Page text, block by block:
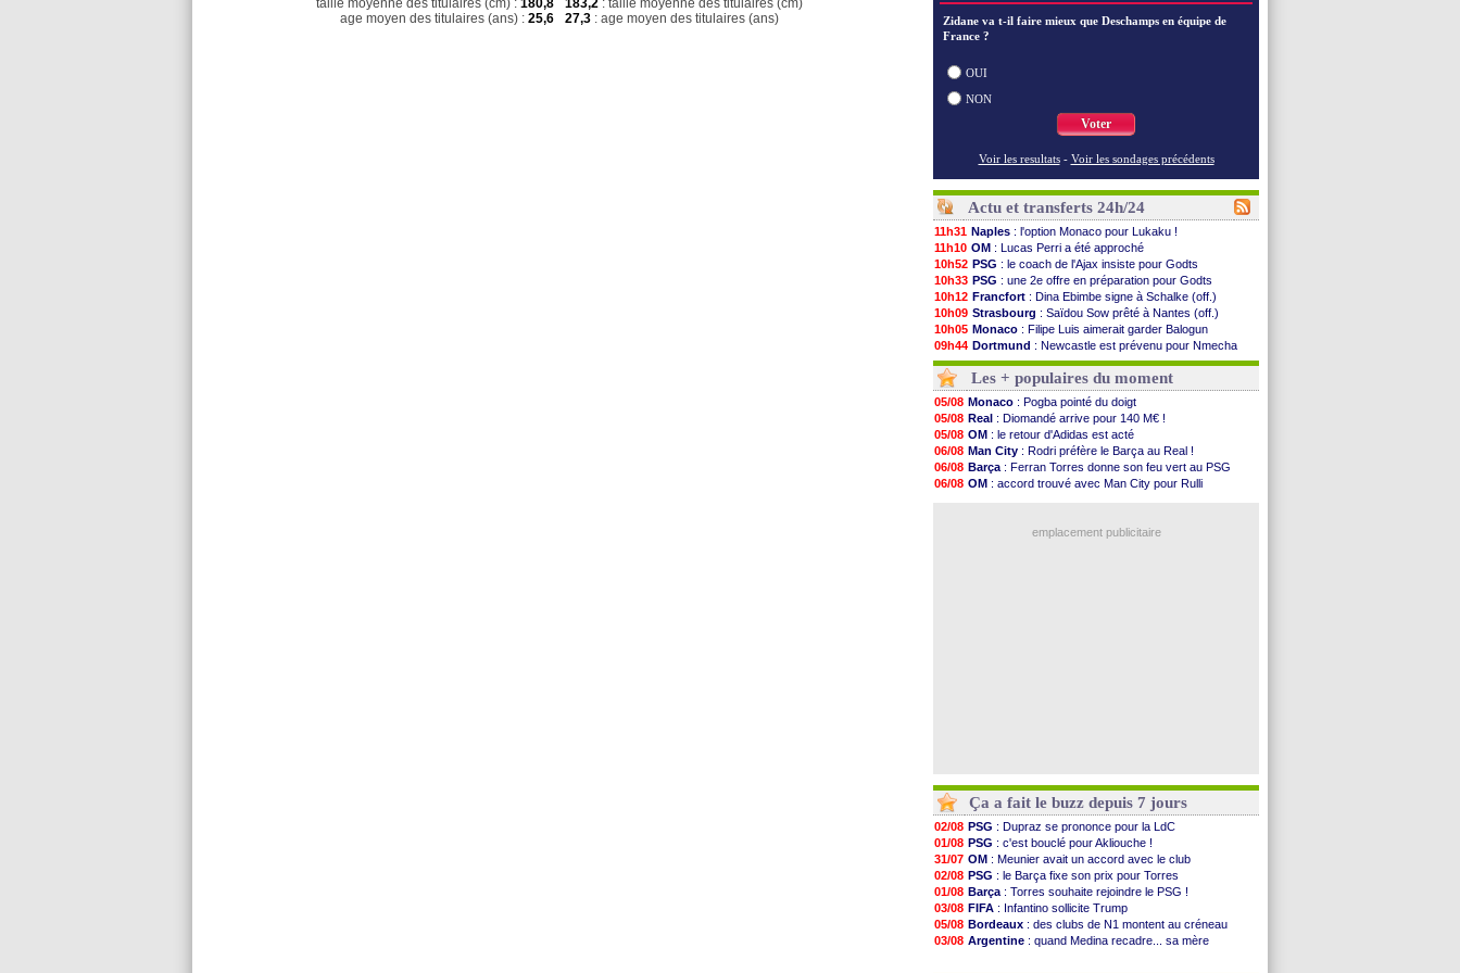
taille moyenne des titulaires (cm) : 180,8
age moyen des titulaires (ans) : 25,6
183,2 : taille moyenne des titulaires (cm)
27,3 : age moyen des titulaires (ans)
Zidane va t-il faire mieux que Deschamps en équipe de
France ?
OUI
NON
Voter
Voir les resultats - Voir les sondages précédents
Actu et transferts 24h/24
11h31 Naples : l'option Monaco pour Lukaku !
11h10 OM : Lucas Perri a été approché
10h52 PSG : le coach de l'Ajax insiste pour Godts
10h33 PSG : une 2e offre en préparation pour Godts
10h12 Francfort : Dina Ebimbe signe à Schalke (off.)
10h09 Strasbourg : Saïdou Sow prêté à Nantes (off.)
10h05 Monaco : Filipe Luis aimerait garder Balogun
09h44 Dortmund : Newcastle est prévenu pour Nmecha
09h24 Barça: première offre à 45 M€ pour Rodri ?
09h06
Argentine: le soutien très appuyé à Infantino
08h44 Tottenham: Van de Ven va prolonger
08h22
Barça: l'agent de Rodri confirme !
06/08 FIFA : la CAF soutient Infantino
06/08 CdM 2030: Rubiales charge Infantino et ...
06/08 Rennes: Embolo a des pistes alléchantes
06/08 Côte d'Ivoire: Renard affiche ses ambitions
06/08 Rennes: Haise confirme pour Aït Boudlal
: Monaco s'impose contre Getafe
Les + populaires du moment
05/08 Monaco : Pogba pointé du doigt
05/08 Real : Diomandé arrive pour 140 M€ !
05/08 OM : le retour d'Adidas est acté
06/08 Man City : Rodri préfère le Barça au Real !
06/08 Barça : Ferran Torres donne son feu vert au PSG
06/08 OM : accord trouvé avec Man City pour Rulli
emplacement publicitaire
Ça a fait le buzz depuis 7 jours
02/08 PSG : Dupraz se prononce pour la LdC
01/08 PSG : c'est bouclé pour Akliouche !
31/07 OM : Meunier avait un accord avec le club
02/08 PSG : le Barça fixe son prix pour Torres
01/08 Barça : Torres souhaite rejoindre le PSG !
03/08 FIFA : Infantino sollicite Trump
05/08 Bordeaux : des clubs de N1 montent au créneau
03/08 Argentine : quand Medina recadre... sa mère